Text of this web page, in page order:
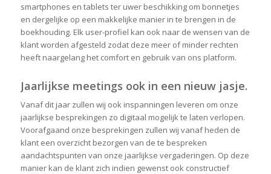
smartphones en tablets ter uwer beschikking om bonnetjes
en dergelijke op een makkelijke manier in te brengen in de
boekhouding. Elk user-profiel kan ook naar de wensen van de
klant worden afgesteld zodat deze meer of minder rechten
heeft naargelang het comfort en gebruik van ons platform.
Jaarlijkse meetings ook in een nieuw jasje.
Vanaf dit jaar zullen wij ook inspanningen leveren om onze
jaarlijkse besprekingen zo digitaal mogelijk te laten verlopen.
Voorafgaand onze besprekingen zullen wij vanaf heden de
klant een overzicht bezorgen van de te bespreken
aandachtspunten van onze jaarlijkse vergaderingen. Op deze
manier kan de klant zich indien gewenst ook constructief